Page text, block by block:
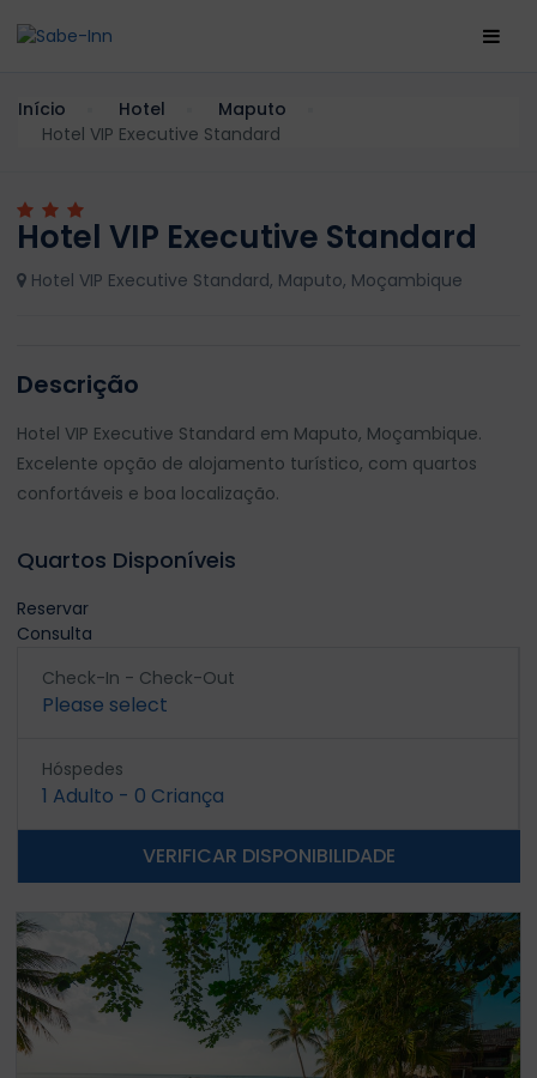
Início Hotel
Maputo
Hotel VIP Executive Standard
Hotel VIP Executive Standard
Hotel VIP Executive Standard, Maputo, Moçambique
Descrição
Hotel VIP Executive Standard em Maputo, Moçambique.
Excelente opção de alojamento turístico, com quartos
confortáveis e boa localização.
Quartos Disponíveis
Reservar
Consulta
Check-In - Check-Out
Please select
Hóspedes
1 Adulto - 0 Criança
VERIFICAR DISPONIBILIDADE